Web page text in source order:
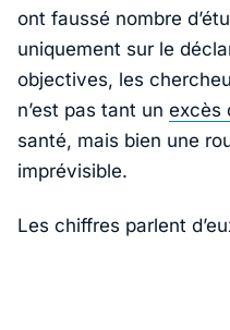
ont faussé nombre
uniquement sur le
objectives, les
n’est pas tant un excès
santé, mais bien une
imprévisible.
Les chiffres parlent